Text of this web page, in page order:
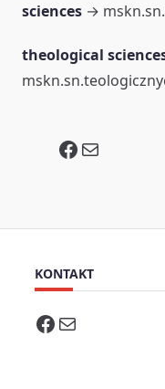
sciences →
theological
Facebook
Mail
KONTAKT
Facebook
Mail